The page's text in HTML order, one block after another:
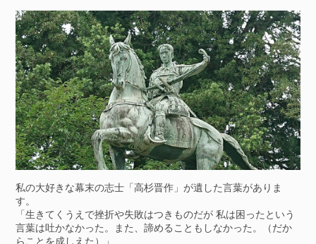
私の大好きな幕末の志士「高杉晋作」が遺した言葉がありま
す。
「生きてくうえで挫折や失敗はつきものだが 私は困ったという
言葉は吐かなかった。また、諦めることもしなかった。（だか
らことを成しえた）」